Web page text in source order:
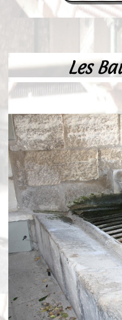
Accueil
France
Videos--Lavoirs
Un Peu
Outils-des-
Cartes
Peintures
Presse
Liens
Les